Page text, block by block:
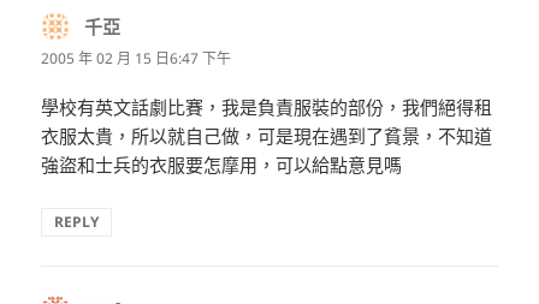
千亞
示:
2005 年 02 月 15 日6:47 下午
學校有英文話劇比賽，我是負責服裝的部份，我們絕得租
衣服太貴，所以就自己做，可是現在遇到了貧景，不知道
強盜和士兵的衣服要怎摩用，可以給點意見嗎
REPLY